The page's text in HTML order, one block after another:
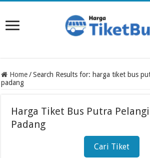
Home / Search Results for: harga tiket bus
padang
Harga Tiket Bus Putra
Padang
Cari Tiket